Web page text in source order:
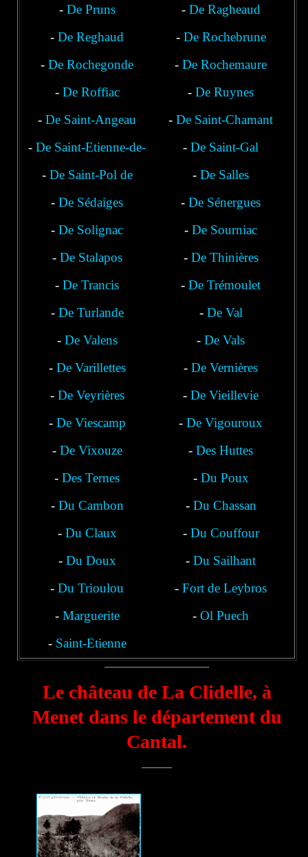
- De Pruns - De Ragheaud
-De Reghaud - De Rochebrune
-De Rochegonde -De Rochemaure
- De Roffiac -De Ruynes
-De Saint-Angeau -De Saint-Chamant
-De Saint-Etienne-de-
Chomeil
-De Saint-Gal
- De Saint-Pol de
Nozières
-De Salles
-De Sédaiges -De Sénergues
-De Solignac -De Sourniac
- De Stalapos - De Thinières
-De Trancis -De Trémoulet
- De Turlande - De Val
- De Valens -De Vals
- De Varillettes -De Vernières
- De Veyrières -De Vieillevie
- De Viescamp -De Vigouroux
- De Vixouze -Des Huttes
-Des Ternes - Du Poux
- Du Cambon - Du Chassan
- Du Claux - Du Couffour
- Du Doux -Du Sailhant
-Du Trioulou -Fort de Leybros
- Marguerite -Ol Puech
- Saint-Etienne
Le château de La Clidelle, à
Menet dans le département du
Cantal.